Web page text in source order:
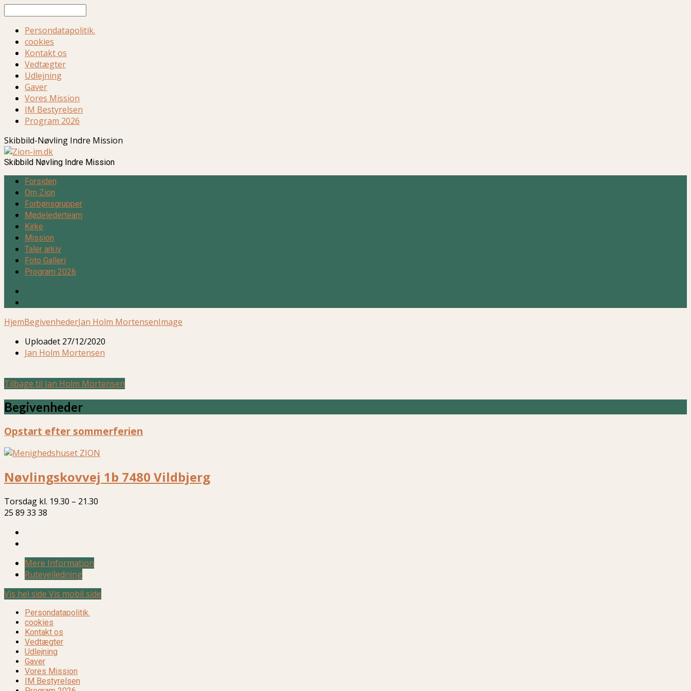
Persondatapolitik.
cookies
Kontakt os
Vedtægter
Udlejning
Gaver
Vores Mission
IM Bestyrelsen
Program 2026
Skibbild-Nøvling Indre Mission
Skibbild Nøvling Indre Mission
Forsiden
Om Zion
Forbønsgrupper
Mødelederteam
Kirke
Mission
Taler arkiv
Foto Galleri
Program 2026
HjemBegivenhederJan Holm MortensenImage
Uploadet 27/12/2020
Jan Holm Mortensen
Tilbage til Jan Holm Mortensen
Begivenheder
Opstart efter sommerferien
Nøvlingskovvej 1b 7480 Vildbjerg
Torsdag kl. 19.30 – 21.30
25 89 33 38
Mere Information
Rutevejledning
Vis hel side Vis mobil side
Persondatapolitik.
cookies
Kontakt os
Vedtægter
Udlejning
Gaver
Vores Mission
IM Bestyrelsen